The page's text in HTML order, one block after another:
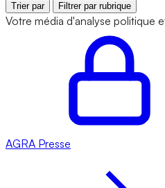
Trier par Filtrer par rubrique
Votre média d'analyse politique
AGRA Presse